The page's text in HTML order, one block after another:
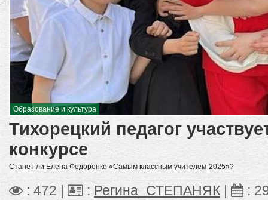
Образование и культура
Тихорецкий педагог
конкурсе
Станет ли Елена Федоренко «Самым классным учителем-2025»?
: 472 | : Регина_СТЕПАНЯК | :